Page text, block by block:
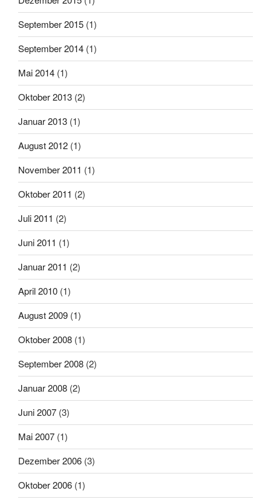
September 2015 (1)
September 2014 (1)
Mai 2014 (1)
Oktober 2013 (2)
Januar 2013 (1)
August 2012 (1)
November 2011 (1)
Oktober 2011 (2)
Juli 2011 (2)
Juni 2011 (1)
Januar 2011 (2)
April 2010 (1)
August 2009 (1)
Oktober 2008 (1)
September 2008 (2)
Januar 2008 (2)
Juni 2007 (3)
Mai 2007 (1)
Dezember 2006 (3)
Oktober 2006 (1)